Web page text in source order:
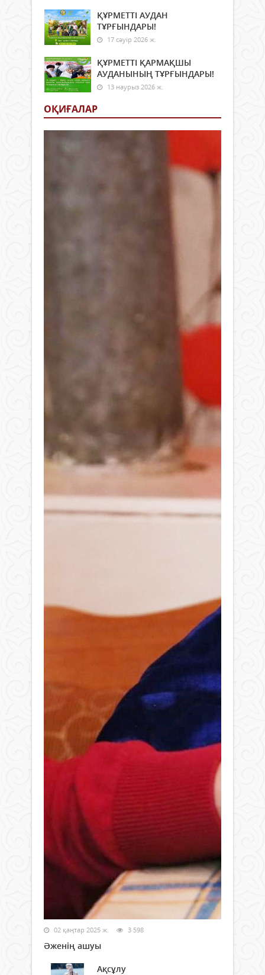
ҚҰРМЕТТІ АУДАН
ТҰРҒЫНДАРЫ!
17 сәуір 2026 ж.
ҚҰРМЕТТІ ҚАРМАҚШЫ
АУДАНЫНЫҢ ТҰРҒЫНДАРЫ!
13 наурыз 2026 ж.
ОҚИҒАЛАР
02 қаңтар 2025 ж. 3 598
Әженің ашуы
Ақсұлу